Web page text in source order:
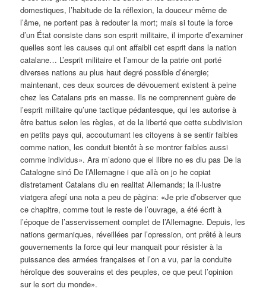
domestiques, l’habitude de la réflexion, la douceur même de
l’âme, ne portent pas à redouter la mort; mais si toute la force
d’un État consiste dans son esprit militaire, il importe d’examiner
quelles sont les causes qui ont affaibli cet esprit dans la nation
catalane… L’esprit militaire et l’amour de la patrie ont porté
diverses nations au plus haut degré possible d’énergie;
maintenant, ces deux sources de dévouement existent à peine
chez les Catalans pris en masse. Ils ne comprennent guère de
l’esprit militaire qu’une tactique pédantesque, qui les autorise à
être battus selon les règles, et de la liberté que cette subdivision
en petits pays qui, accoutumant les citoyens à se sentir faibles
comme nation, les conduit bientôt à se montrer faibles aussi
comme individus». Ara m’adono que el llibre no es diu pas De la
Catalogne sinó De l’Allemagne i que allà on jo he copiat
distretament Catalans diu en realitat Allemands; la il·lustre
viatgera afegí una nota a peu de pàgina: «Je prie d’observer que
ce chapitre, comme tout le reste de l’ouvrage, a été écrit à
l’époque de l’asservissement complet de l’Allemagne. Depuis, les
nations germaniques, réveillées par l’opression, ont prêté à leurs
gouvernements la force qui leur manquait pour résister à la
puissance des armées françaises et l’on a vu, par la conduite
héroïque des souverains et des peuples, ce que peut l’opinion
sur le sort du monde».